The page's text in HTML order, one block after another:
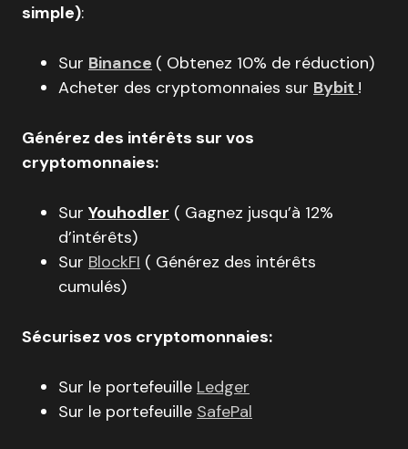
simple):
Sur Binance ( Obtenez 10% de réduction)
Acheter des cryptomonnaies sur Bybit !
Générez des intérêts sur vos
cryptomonnaies:
Sur Youhodler ( Gagnez jusqu’à 12%
d’intérêts)
Sur BlockFI ( Générez des intérêts
cumulés)
Sécurisez vos cryptomonnaies:
Sur le portefeuille Ledger
Sur le portefeuille SafePal